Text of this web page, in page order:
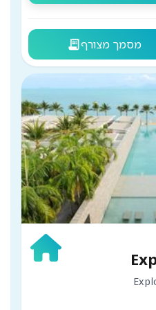
receipt_longמסמך מצורף